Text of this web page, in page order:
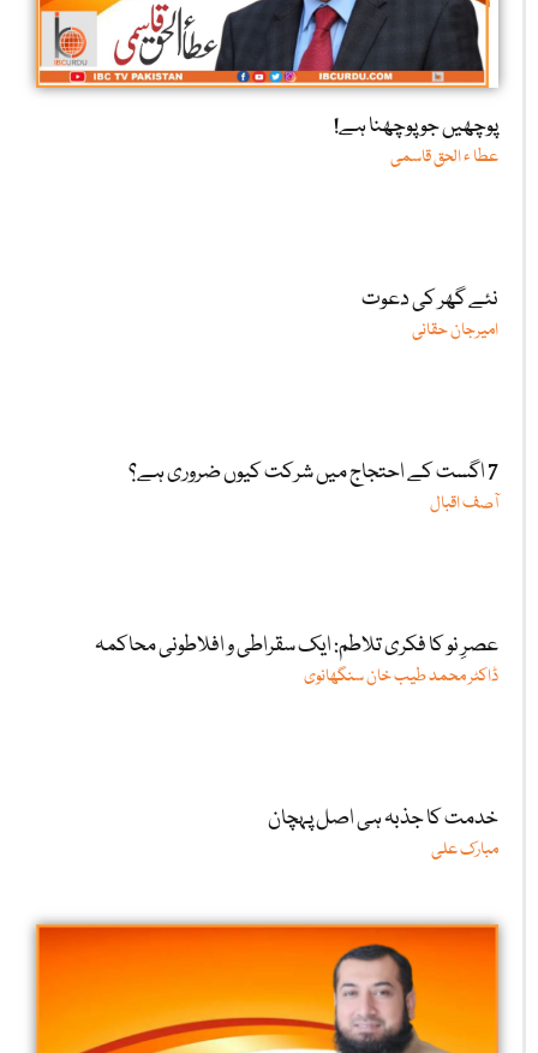
پوچھیں جو پوچھنا ہے!
عطا ء الحق قاسمی
نئے گھر کی دعوت
امیرجان حقانی
7 اگست کے احتجاج میں شرکت کیوں ضروری ہے؟
آصف اقبال
عصرِ نو کا فکری تلاطم: ایک سقراطی و افلاطونی محاکمہ
ڈاکٹر محمد طیب خان سنگھانوی
خدمت کا جذبہ ہی اصل پہچان
مبارک علی